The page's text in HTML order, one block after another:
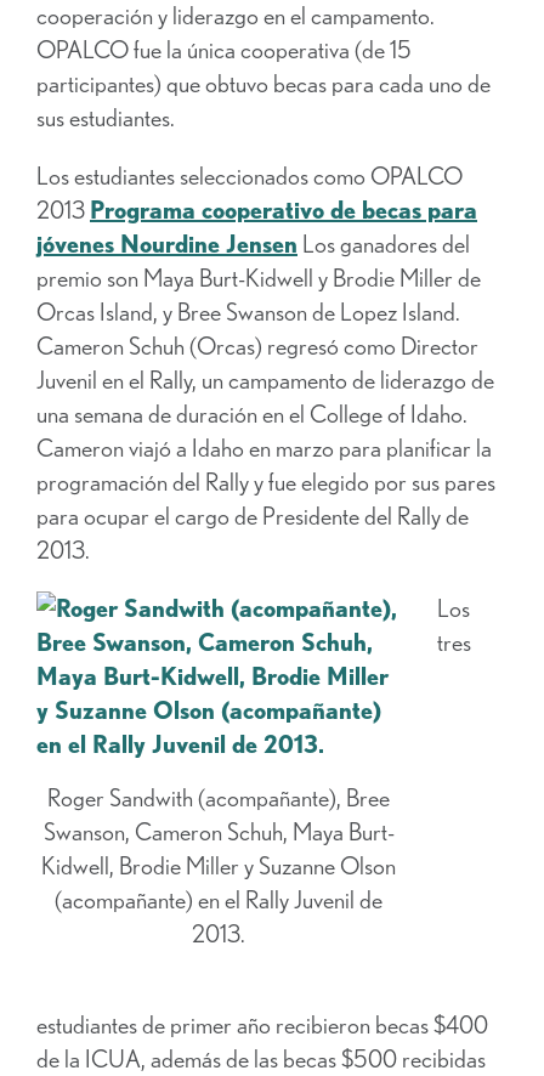
cooperación y liderazgo en el campamento.
OPALCO fue la única cooperativa (de 15
participantes) que obtuvo becas para cada uno de
sus estudiantes.
Los estudiantes seleccionados como OPALCO
2013 Programa cooperativo de becas para
jóvenes Nourdine Jensen Los ganadores del
premio son Maya Burt-Kidwell y Brodie Miller de
Orcas Island, y Bree Swanson de Lopez Island.
Cameron Schuh (Orcas) regresó como Director
Juvenil en el Rally, un campamento de liderazgo de
una semana de duración en el College of Idaho.
Cameron viajó a Idaho en marzo para planificar la
programación del Rally y fue elegido por sus pares
para ocupar el cargo de Presidente del Rally de
2013.
Roger Sandwith (acompañante), Bree
Swanson, Cameron Schuh, Maya Burt-
Kidwell, Brodie Miller y Suzanne Olson
(acompañante) en el Rally Juvenil de
2013.
Los
tres
estudiantes de primer año recibieron becas $400
de la ICUA, además de las becas $500 recibidas